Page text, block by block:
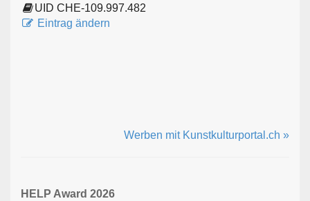
UID CHE-109.997.482
Eintrag ändern
Werben mit Kunstkulturportal.ch »
HELP Award 2026